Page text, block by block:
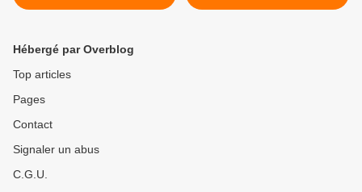
héron en vidéo -
avec XnView MP >
Hébergé par Overblog
Top articles
Pages
Contact
Signaler un abus
C.G.U.